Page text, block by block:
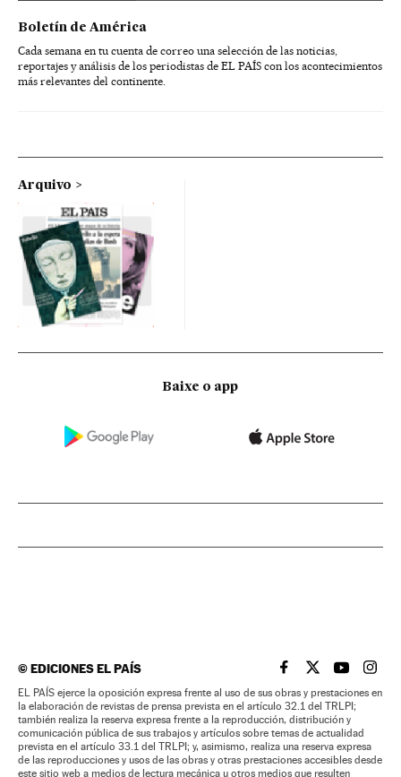
Boletín de América
Cada semana en tu cuenta de correo una selección de las noticias,
reportajes y análisis de los periodistas de EL PAÍS con los acontecimientos
más relevantes del continente.
Arquivo
Baixe o app
©EDICIONES EL PAÍS EL PAÍS BRASIL EN
EL PAÍSEL PAÍS
EL
EL PAÍS ejerce la oposición expresa frente al uso de sus obras y prestaciones en
la elaboración de revistas de prensa prevista en el artículo 32.1 del TRLPI;
también realiza la reserva expresa frente a la reproducción, distribución y
comunicación pública de sus trabajos y artículos sobre temas de actualidad
prevista en el artículo 33.1 del TRLPI; y, asimismo, realiza una reserva expresa
de las reproducciones y usos de las obras y otras prestaciones accesibles desde
este sitio web a medios de lectura mecánica u otros medios que resulten